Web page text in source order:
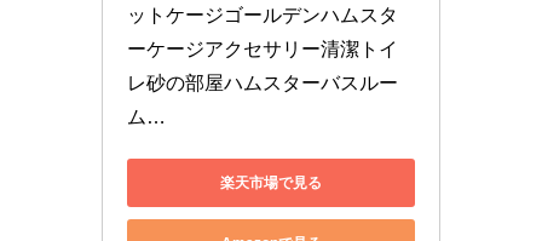
ットケージゴールデンハムスタ
ーケージアクセサリー清潔トイ
レ砂の部屋ハムスターバスルー
ム…
楽天市場で見る